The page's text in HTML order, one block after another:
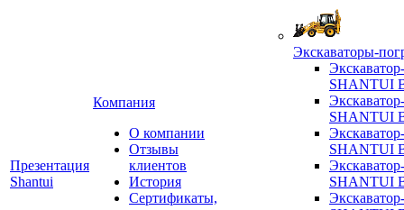
Презентация
Shantui
Компания
О компании
Отзывы
клиентов
История
Сертификаты,
Экскаваторы-
SHANTUI
SHANTUI
SHANTUI
SHANTUI